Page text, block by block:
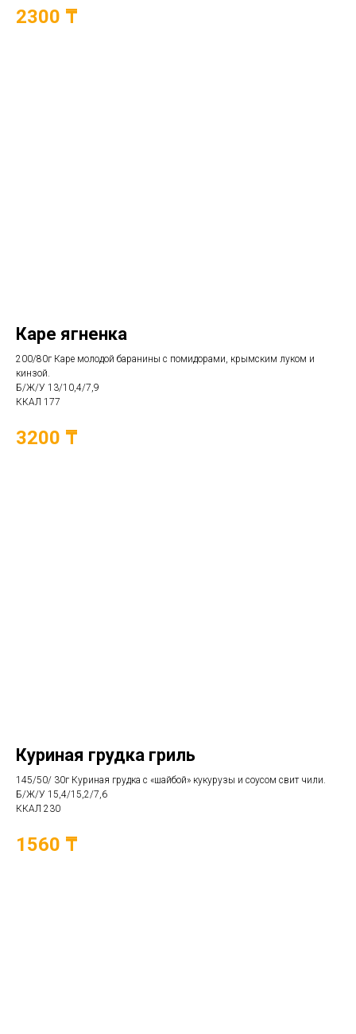
2300 ₸
Каре ягненка
200/80г Каре молодой баранины с помидорами, крымским луком и
кинзой.
Б/Ж/У 13/10,4/7,9
ККАЛ 177
3200 ₸
Куриная грудка гриль
145/50/ 30г Куриная грудка с «шайбой» кукурузы и соусом свит чили.
Б/Ж/У 15,4/15,2/7,6
ККАЛ 230
1560 ₸